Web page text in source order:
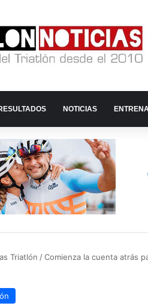
NOTICIAS
Triatlón /Comienza la cuenta atrás